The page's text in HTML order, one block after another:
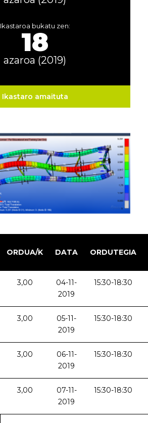
Ikastaroa bukatu zen:
18
azaroa (2019)
Ikastaro amaituta
ORDUA/K DATA ORDUTEGIA
3,00
04-11-
2019
15:30-18:30
3,00
05-11-
2019
15:30-18:30
3,00
06-11-
2019
15:30-18:30
3,00
07-11-
2019
15:30-18:30